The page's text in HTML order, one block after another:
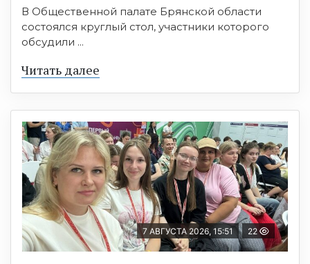
В Общественной палате Брянской области
состоялся круглый стол, участники которого
обсудили ...
Читать далее
7 АВГУСТА 2026, 15:51 22